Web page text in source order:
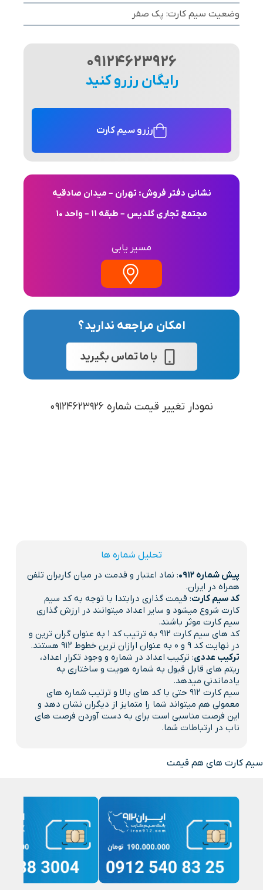
وضعیت سیم کارت: پک صفر
09124623926
رایگان رزرو کنید
رزرو سیم کارت
نشانی دفتر فروش: تهران – میدان صادقیه
مجتمع تجاری گلدیس – طبقه 11 – واحد 10
مسیر یابی
امکان مراجعه ندارید؟
با ما تماس بگیرید
نمودار تغییر قیمت شماره 09124623926
تحلیل شماره ها
پیش شماره 0912
: نماد اعتبار و قدمت در میان کاربران تلفن
همراه در ایران.
کد سیم کارت: قیمت گذاری درابتدا با توجه به کد سیم
کارت شروع میشود و سایر اعداد میتوانند در ارزش گذاری
سیم کارت موثر باشند.
کد های سیم کارت 912 به ترتیب کد 1 به عنوان گران ترین و
در نهایت کد 9 و 0 به عنوان ارازان ترین خطوط 912 هستند.
ترکیب عددی: ترکیب اعداد در شماره و وجود تکرار اعداد،
ریتم های قابل قبول به شماره هویت و ساختاری به
یادماندنی میدهد.
سیم کارت 912 حتی با کد های بالا و ترتیب شماره های
معمولی هم میتواند شما را متمایز از دیگران نشان دهد و
این فرصت مناسبی است برای به دست آوردن فرصت های
ناب در ارتباطات شما.
سیم کارت های هم قیمت